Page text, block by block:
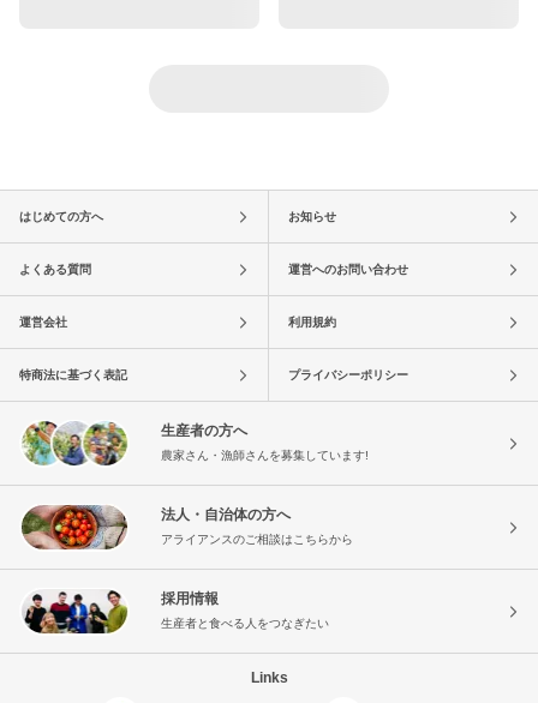
はじめての方へ お知らせ
よくある質問 運営へのお問い合わせ
運営会社 利用規約
特商法に基づく表記 プライバシーポリシー
生産者の方へ
農家さん・漁師さんを募集しています!
法人・自治体の方へ
アライアンスのご相談はこちらから
採用情報
生産者と食べる人をつなぎたい
Links